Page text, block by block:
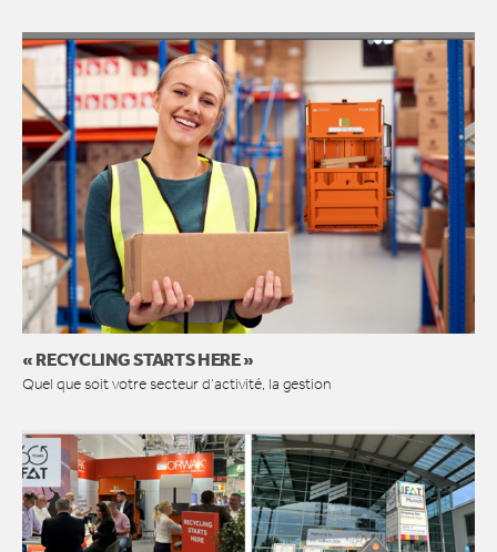
« RECYCLING STARTS HERE »
Quel que soit votre secteur d’activité, la gestion